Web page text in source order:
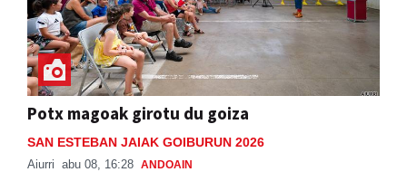
Potx magoak girotu du goiza
SAN ESTEBAN JAIAK GOIBURUN 2026
Aiurri abu 08, 16:28 ANDOAIN